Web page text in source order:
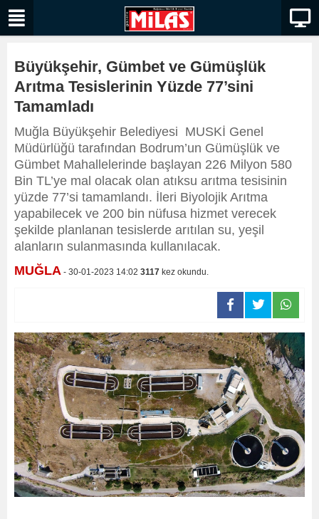
Büyükşehir, Gümbet ve Gümüşlük
Arıtma Tesislerinin Yüzde 77’sini
Tamamladı
Muğla Büyükşehir Belediyesi MUSKİ Genel
Müdürlüğü tarafından Bodrum’un Gümüşlük ve
Gümbet Mahallelerinde başlayan 226 Milyon 580
Bin TL’ye mal olacak olan atıksu arıtma tesisinin
yüzde 77’si tamamlandı. İleri Biyolojik Arıtma
yapabilecek ve 200 bin nüfusa hizmet verecek
şekilde planlanan tesislerde arıtılan su, yeşil
alanların sulanmasında kullanılacak.
MUĞLA - 30-01-2023 14:02 3117 kez okundu.